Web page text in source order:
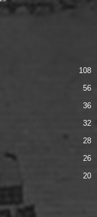
108
56
36
32
28
26
20